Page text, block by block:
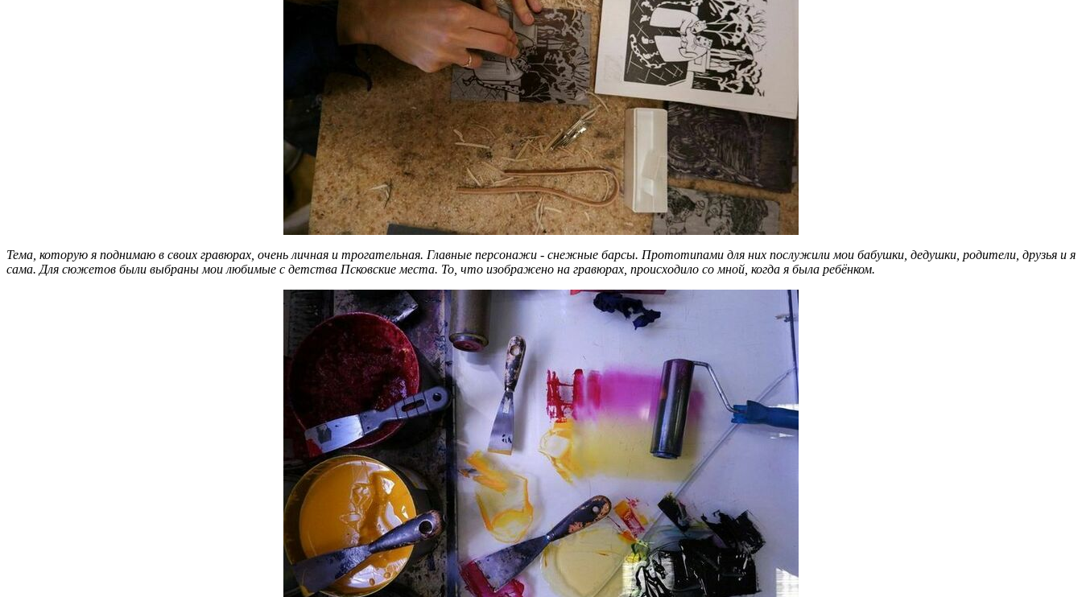
Тема, которую я поднимаю в своих гравюрах, очень личная и трогательная. Главные персонажи - снежные барсы. Прототипами для них послужили мои бабушки, дедушки, родители, друзья и я
сама. Для сюжетов были выбраны мои любимые с детства Псковские места. То, что изображено на гравюрах, происходило со мной, когда я была ребёнком.